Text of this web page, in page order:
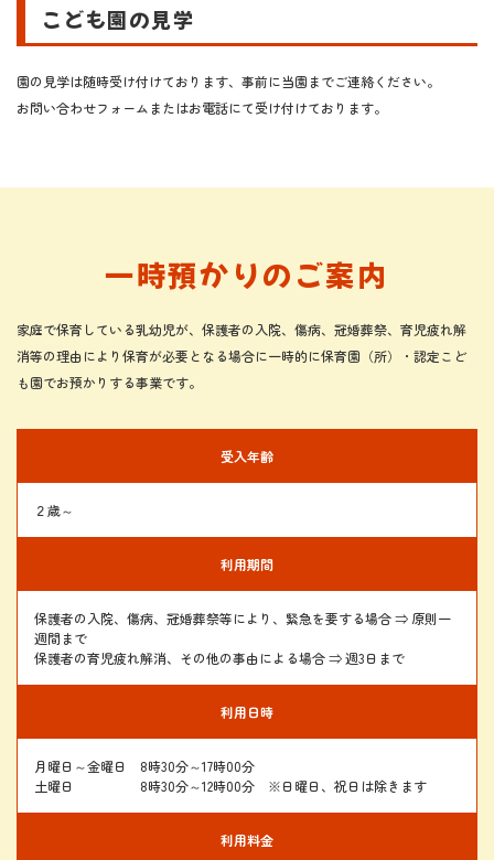
こども園の見学
園の見学は随時受け付けております、事前に当園までご連絡ください。
お問い合わせフォームまたはお電話にて受け付けております。
一時預かりのご案内
家庭で保育している乳幼児が、保護者の入院、傷病、冠婚葬祭、 ​​​​​​​育児疲れ解
消等の理由により保育が必要となる場合に一時的に保育園（所）・認定こど
も園でお預かりする事業です。
受入年齢
２歳～
利用期間
保護者の入院、傷病、冠婚葬祭等により、緊急を要する場合 ⇒ 原則一
週間まで
​​​​​​​保護者の育児疲れ解消、その他の事由による場合 ⇒ 週3日まで
利用日時
月曜日～金曜日 8時30分～17時00分
土曜日 8時30分～12時00分 ※日曜日、祝日は除きます
利用料金